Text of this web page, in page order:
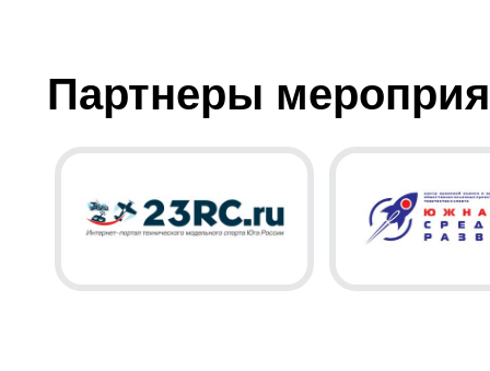
Партнеры